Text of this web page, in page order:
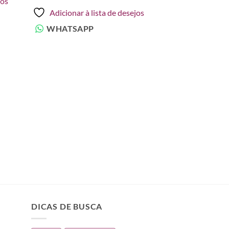
Adicionar à lista de desejos
WHATSAPP
DICAS DE BUSCA